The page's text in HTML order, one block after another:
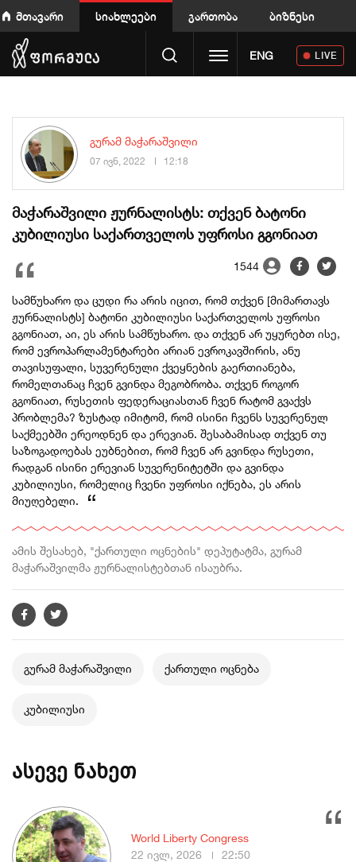
მთავარი სიახლეები გართობა ბიზნესი
Toggle navigation
ENG LIVE
გურამ მაჭარაშვილი
07 ივნ, 2022 12:18
მაჭარაშვილი ჟურნალისტს: თქვენ ბატონი
კუბილიუსი საქართველოს უფროსი გგონიათ
1544
სამწუხარო და ცუდი რა არის იცით, რომ თქვენ [მიმართავს
ჟურნალისტს] ბატონი კუბილიუსი საქართველოს უფროსი
გგონიათ, აი, ეს არის სამწუხარო. და თქვენ არ უყურებთ ისე,
რომ ევროპარლამენტარები არიან ევროკავშირის, ანუ
თავისუფალი, სუვერენული ქვეყნების გაერთიანება,
რომელთანაც ჩვენ გვინდა მეგობრობა. თქვენ როგორ
გგონიათ, რუსეთის ფედერაციასთან ჩვენ რატომ გვაქვს
პრობლემა? ზუსტად იმიტომ, რომ ისინი ჩვენს სუვერენულ
საქმეებში ერეოდნენ და ერევიან. შესაბამისად თქვენ თუ
საზოგადოებას ეუბნებით, რომ ჩვენ არ გვინდა რუსეთი,
რადგან ისინი ერევიან სუვერენიტეტში და გვინდა
კუბილიუსი, რომელიც ჩვენი უფროსი იქნება, ეს არის
მიუღებელი.
ამის შესახებ, "ქართული ოცნების" დეპუტატმა, გურამ
მაჭარაშვილმა ჟურნალისტებთან ისაუბრა.
გურამ მაჭარაშვილი ქართული ოცნება
კუბილიუსი
ასევე ნახეთ
World Liberty Congress
22 ივლ, 2026
22:50